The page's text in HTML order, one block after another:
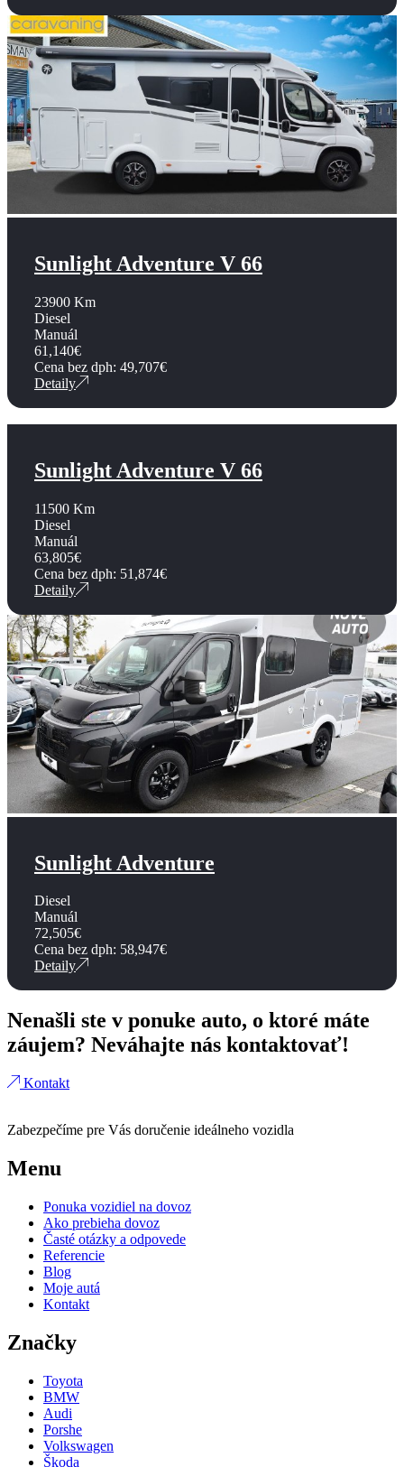
Sunlight Adventure V 66
23900 Km
Diesel
Manuál
61,140€
Cena bez dph: 49,707€
Detaily
Sunlight Adventure V 66
11500 Km
Diesel
Manuál
63,805€
Cena bez dph: 51,874€
Detaily
Sunlight Adventure
Diesel
Manuál
72,505€
Cena bez dph: 58,947€
Detaily
Nenašli ste v ponuke auto, o ktoré máte
záujem? Neváhajte nás kontaktovať!
Kontakt
Zabezpečíme pre Vás doručenie ideálneho vozidla
Menu
Ponuka vozidiel na dovoz
Ako prebieha dovoz
Časté otázky a odpovede
Referencie
Blog
Moje autá
Kontakt
Značky
Toyota
BMW
Audi
Porshe
Volkswagen
Škoda